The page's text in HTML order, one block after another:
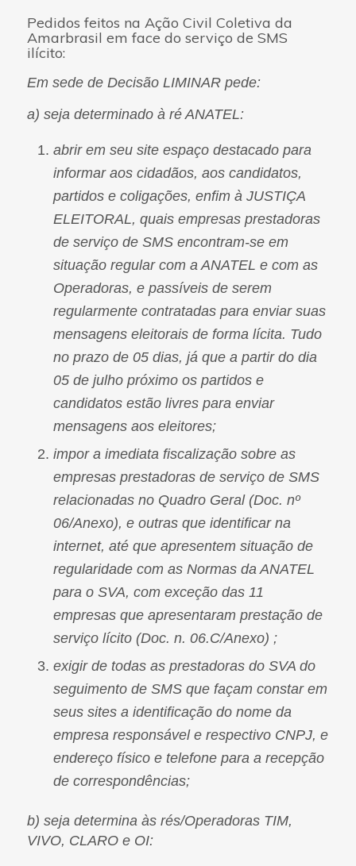
Pedidos feitos na Ação Civil Coletiva da
Amarbrasil em face do serviço de SMS
ilícito:
Em sede de Decisão LIMINAR pede:
a) seja determinado à ré ANATEL:
abrir em seu site espaço destacado para
informar aos cidadãos, aos candidatos,
partidos e coligações, enfim à JUSTIÇA
ELEITORAL, quais empresas prestadoras
de serviço de SMS encontram-se em
situação regular com a ANATEL e com as
Operadoras, e passíveis de serem
regularmente contratadas para enviar suas
mensagens eleitorais de forma lícita. Tudo
no prazo de 05 dias, já que a partir do dia
05 de julho próximo os partidos e
candidatos estão livres para enviar
mensagens aos eleitores;
impor a imediata fiscalização sobre as
empresas prestadoras de serviço de SMS
relacionadas no Quadro Geral (Doc. nº
06/Anexo), e outras que identificar na
internet, até que apresentem situação de
regularidade com as Normas da ANATEL
para o SVA, com exceção das 11
empresas que apresentaram prestação de
serviço lícito (Doc. n. 06.C/Anexo) ;
exigir de todas as prestadoras do SVA do
seguimento de SMS que façam constar em
seus sites a identificação do nome da
empresa responsável e respectivo CNPJ, e
endereço físico e telefone para a recepção
de correspondências;
b) seja determina às rés/Operadoras TIM,
VIVO, CLARO e OI: